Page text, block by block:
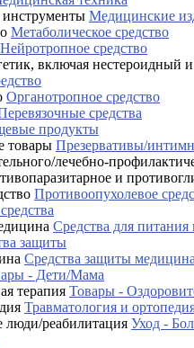
Медицинские
Метаболическое средство
Нейротропное средство
Органотропное средство
средства
продукты
Презервативы/
Противоопухолевое
Средства для
защиты
Средства защиты медицина
- Дети/Мама
Товары -
Травматология и
Уход -